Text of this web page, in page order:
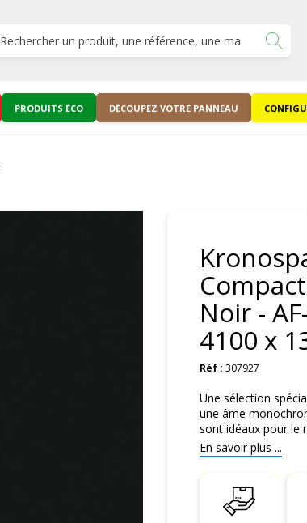
PRODUITS ÉCO DÉCOUPEZ VOTRE PANNEAU
Noir -
4100 x
Réf : 307927
Une sélection
une âme
sont idéaux pour le
En savoir plus ...